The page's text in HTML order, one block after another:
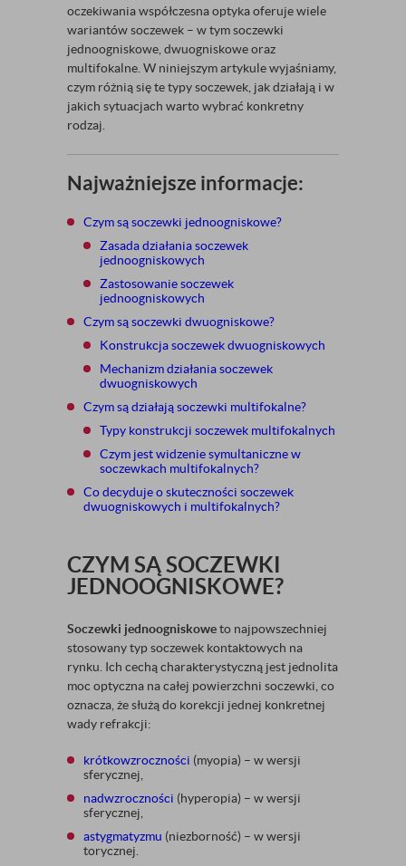
oczekiwania współczesna optyka oferuje wiele
wariantów soczewek – w tym soczewki
jednoogniskowe, dwuogniskowe oraz
multifokalne. W niniejszym artykule wyjaśniamy,
czym różnią się te typy soczewek, jak działają i w
jakich sytuacjach warto wybrać konkretny
rodzaj.
Najważniejsze informacje:
Czym są soczewki jednoogniskowe?
Zasada działania soczewek
jednoogniskowych
Zastosowanie soczewek
jednoogniskowych
Czym są soczewki dwuogniskowe?
Konstrukcja soczewek dwuogniskowych
Mechanizm działania soczewek
dwuogniskowych
Czym są działają soczewki multifokalne?
Typy konstrukcji soczewek multifokalnych
Czym jest widzenie symultaniczne w
soczewkach multifokalnych?
Co decyduje o skuteczności soczewek
dwuogniskowych i multifokalnych?
CZYM SĄ SOCZEWKI
JEDNOOGNISKOWE?
Soczewki jednoogniskoweto najpowszechniej
stosowany typ soczewek kontaktowych na
rynku. Ich cechą charakterystyczną jest jednolita
moc optyczna na całej powierzchni soczewki, co
oznacza, że służą do korekcji jednej konkretnej
wady refrakcji:
krótkowzroczności (myopia) – w wersji
sferycznej,
nadwzroczności (hyperopia) – w wersji
sferycznej,
astygmatyzmu (niezborność) – w wersji
torycznej.